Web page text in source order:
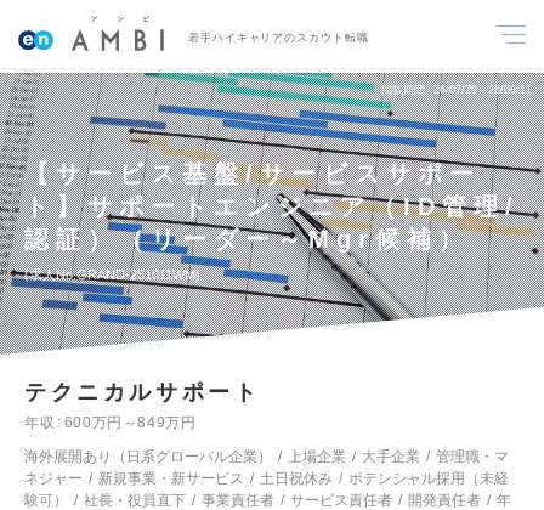
若手ハイキャリアのスカウト転職
掲載期間 26/07/29～26/08/11
【サービス基盤/サービスサポー
ト】サポートエンジニア（ID管理/
認証）（リーダー～Mgr候補）
求人No.GRAND-251011WM
テクニカルサポート
年収
600万円～849万円
海外展開あり（日系グローバル企業）
上場企業 大手企業
管理職・マ
ネジャー
新規事業・新サービス 土日祝休み
ポテンシャル採用（未経
験可）
社長・役員直下 事業責任者 サービス責任者 開発責任者
年